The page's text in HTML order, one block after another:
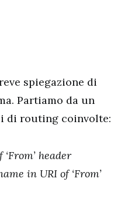
spiegazione di
Partiamo da un
di routing coinvolte:
header
in URI of ‘From’